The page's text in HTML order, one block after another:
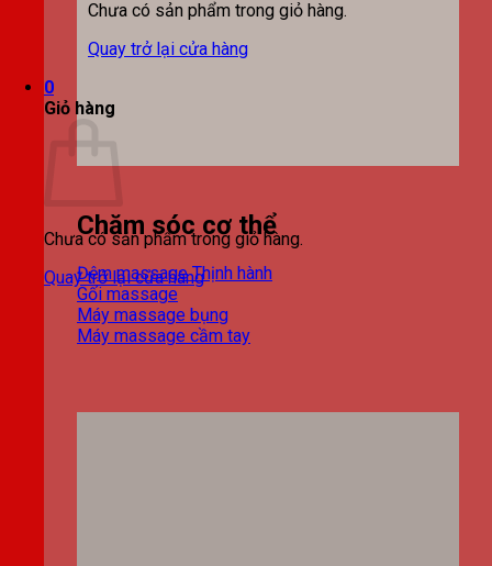
Chưa có sản phẩm trong giỏ hàng.
Quay trở lại cửa hàng
0
Giỏ hàng
Chưa có sản phẩm trong giỏ hàng.
Quay trở lại cửa hàng
Chăm sóc cơ thể
Đệm massage
Gối massage
Máy massage bụng
Máy massage cầm tay